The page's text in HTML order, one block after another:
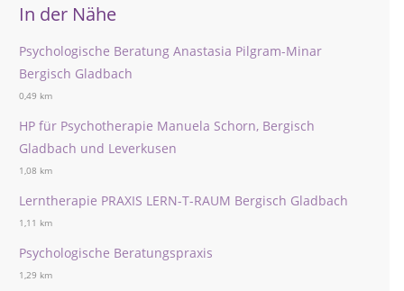
In der Nähe
Psychologische Beratung Anastasia Pilgram-Minar
Bergisch Gladbach
0,49 km
HP für Psychotherapie Manuela Schorn, Bergisch
Gladbach und Leverkusen
1,08 km
Lerntherapie PRAXIS LERN-T-RAUM Bergisch Gladbach
1,11 km
Psychologische Beratungspraxis
1,29 km